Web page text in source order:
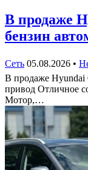
В продаже
бензин
Сеть 05.08.2026 •
В продаже Hyundai
привод Отличное
Мотор,…